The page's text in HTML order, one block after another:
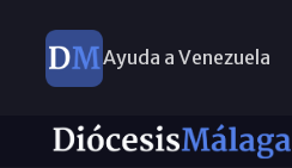
Ayuda a Venezuela